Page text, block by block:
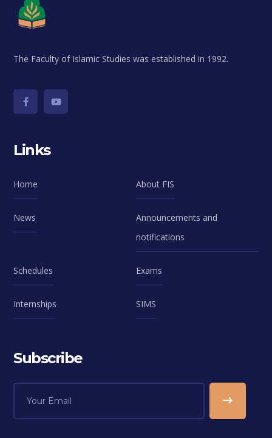
The Faculty of Islamic Studies was established in 1992.
Links
Home About FIS
News
Announcements and
notifications
Schedules Exams
Internships SIMS
Subscribe